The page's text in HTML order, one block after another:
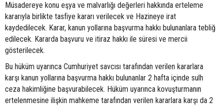
Müsadereye konu eşya ve malvarlığı değerleri hakkında erteleme
kararıyla birlikte tasfiye kararı verilecek ve Hazineye irat
kaydedilecek. Karar, kanun yollarına başvurma hakkı bulunanlara tebliğ
edilecek. Kararda başvuru ve itiraz hakkı ile süresi ve mercii
gösterilecek.
Bu hüküm uyarınca Cumhuriyet savcısı tarafından verilen kararlara
karşı kanun yollarına başvurma hakkı bulunanlar 2 hafta içinde sulh
ceza hakimliğine başvurabilecek. Hüküm uyarınca kovuşturmanın
ertelenmesine ilişkin mahkeme tarafından verilen kararlara karşı da 2